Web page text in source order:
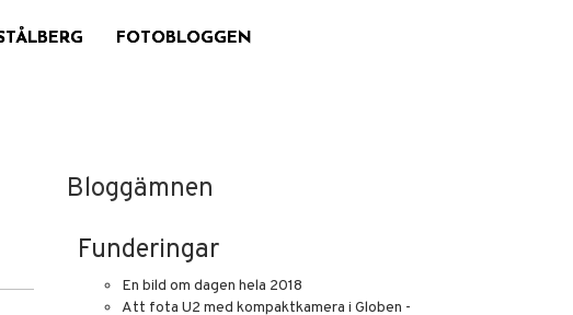
FOTOBLOGGEN
Bloggämnen
Funderingar
En bild om dagen hela 2018
Att fota U2 med kompaktkamera i Globen -